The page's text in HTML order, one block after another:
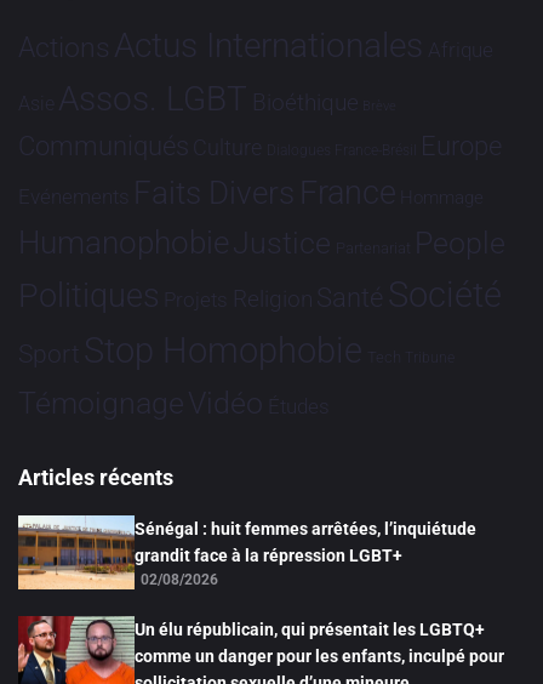
Actions Actus Internationales Afrique
Asie Assos. LGBT Bioéthique Brève
Communiqués Culture Dialogues France-Brésil Europe
Evénements Faits Divers France Hommage
HumanophobieJustice Partenariat People
Politiques Projets Religion Santé Société
Sport Stop Homophobie Tech Tribune
TémoignageVidéo Études
Articles récents
Sénégal : huit femmes arrêtées, l’inquiétude
grandit face à la répression LGBT+
02/08/2026
Un élu républicain, qui présentait les LGBTQ+
comme un danger pour les enfants, inculpé pour